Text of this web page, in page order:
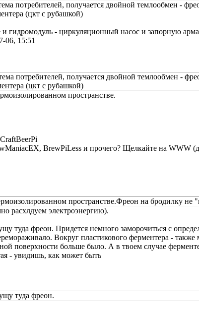
потребителей, получается двойной темлообмен -
(цкт с рубашкой)
гидромодуль - циркуляционный насос и запорную
06, 15:51
потребителей, получается двойной темлообмен -
(цкт с рубашкой)
пространстве.
BrewPiLess и прочего? Щелкайте на WWW
пространстве.Фреон на бродилку не
расхлдуем электроэнергию).
туда фреон. Придется немного заморочиться с
Вокруг пластикового ферментера - также
поверхности больше было. А в твоем случае
- увидишь, как может быть
туда фреон.